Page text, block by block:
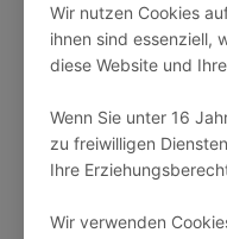
Wir nutzen Cookies
ihnen sind essenziell,
diese Website und
Wenn Sie unter 16
zu freiwilligen
Ihre
Wir verwenden
eigene Leistung
Bikepark